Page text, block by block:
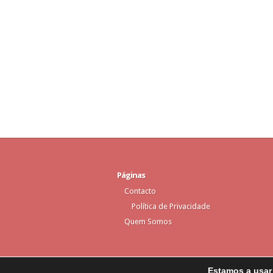
Páginas
Contacto
Política de Privacidade
Quem Somos
Estamos a